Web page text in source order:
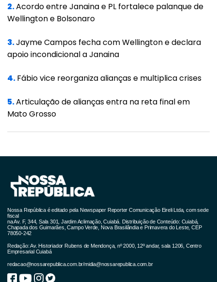
De acordo com aliados, o foco imediato da
ação de Ciro deve ser tentar reequilibrar a
A avaliação é que há espaço para uma
aproximação entre o Planalto e Eduardo
Braga (MDB-AM), que iniciou a CPI como
integrante do bloco majoritário, o chamado
G7, mas tem assumido posições menos
hostis ao governo.
lado governista.
acreditar que Ciro vai aproveitar seu bom
trânsito com outras bancadas para manter
um diálogo mais constante com o grupo
majoritário da comissão, discutindo mais
diretamente votações de requerimentos e
2.Acordo entre Janaina e PL fortalece palanque de
Wellington e Bolsonaro
3.Jayme Campos fecha com Wellington e declara
apoio incondicional a Janaina
4.Fábio vice reorganiza alianças e multiplica crises
5.Articulação de alianças entra na reta final em
Mato Grosso
Nossa República é editado pela Newspaper Reporter Comunicação Eireli Ltda, com sede
fiscal
na Av. F, 344, Sala 301, Jardim Aclimação, Cuiabá. Distribuição de Conteúdo: Cuiabá,
Chapada dos Guimarães, Campo Verde, Nova Brasilândia e Primavera do Leste, CEP
78050-242
Redação: Av. Historiador Rubens de Mendonça, nº 2000, 12º andar, sala 1206, Centro
Empresarial Cuiabá
redacao@nossarepublica.com.br/midia@nossarepublica.com.br